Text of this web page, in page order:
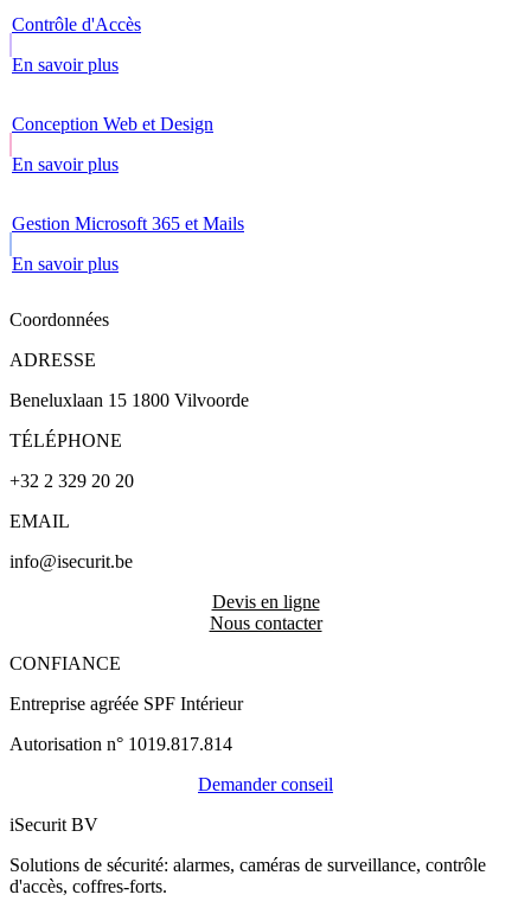
Contrôle d'Accès
En savoir plus
Conception Web et Design
En savoir plus
Gestion Microsoft 365 et Mails
En savoir plus
Coordonnées
ADRESSE
Beneluxlaan 15 1800 Vilvoorde
TÉLÉPHONE
+32 2 329 20 20
EMAIL
info@isecurit.be
Devis en ligne
Nous contacter
CONFIANCE
Entreprise agréée SPF Intérieur
Autorisation n° 1019.817.814
Demander conseil
iSecurit BV
Solutions de sécurité: alarmes, caméras de surveillance, contrôle
d'accès, coffres-forts.